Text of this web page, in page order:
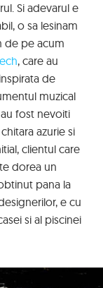
Si adevarul e
o sa lesinam
de pe acum
, care au
de
muzical
fost nevoiti
azurie si
clientul care
dorea un
pana la
e cu
si al piscinei